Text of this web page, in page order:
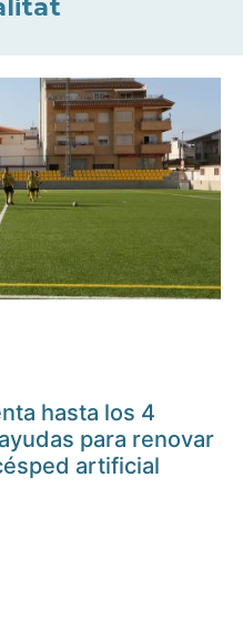
hasta los 4
para renovar
artificial